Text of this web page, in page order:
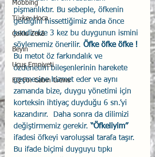
Mobbing
Türker Hoca
Çoklu Zekâ
Beyin
Uçuş Emniyeti
EQ For Cabin Crews
pişmanlıktır. Bu sebeple, öfkenin
geldiğini hissettiğimiz anda önce
kendimize 3 kez bu duygunun ismini
söylememiz önerilir. Öfke öfke öfke !
Bu metot öz farkındalık ve
özdenetim bileşenlerinin harekete
geçmesine hizmet eder ve aynı
zamanda bize, duygu yönetimi için
korteksin ihtiyaç duyduğu 6 sn.’yi
kazandırır.  Daha sonra da dilimizi
değiştirmemiz gerekir. “Öfkeliyim”
ifadesi öfkeyi varoluşsal tarafa taşır.
Bu ifade biçimi duyguyu tıpkı